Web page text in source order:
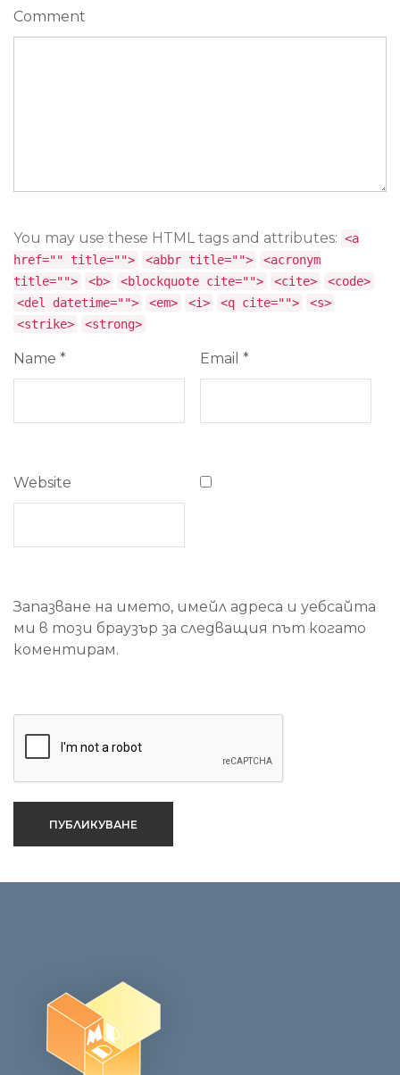
Comment
You may use these HTML tags and attributes: <a
href="" title="">
<abbr title="">
<acronym
title="">
<b> <blockquote cite=""> <cite>
<code>
<del datetime="">
<em> <i> <q cite="">
<s>
<strike>
<strong>
Name * Email *
Website
Запазване на името, имейл адреса и уебсайта
ми в този браузър за следващия път когато
коментирам.